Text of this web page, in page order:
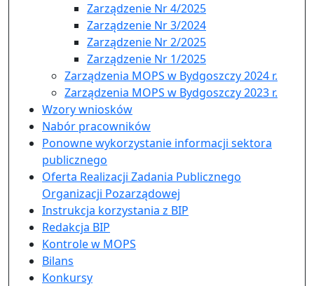
Zarządzenie Nr 4/2025
Zarządzenie Nr 3/2024
Zarządzenie Nr 2/2025
Zarządzenie Nr 1/2025
Zarządzenia MOPS w Bydgoszczy 2024 r.
Zarządzenia MOPS w Bydgoszczy 2023 r.
Wzory wniosków
Nabór pracowników
Ponowne wykorzystanie informacji sektora
publicznego
Oferta Realizacji Zadania Publicznego
Organizacji Pozarządowej
Instrukcja korzystania z BIP
Redakcja BIP
Kontrole w MOPS
Bilans
Konkursy